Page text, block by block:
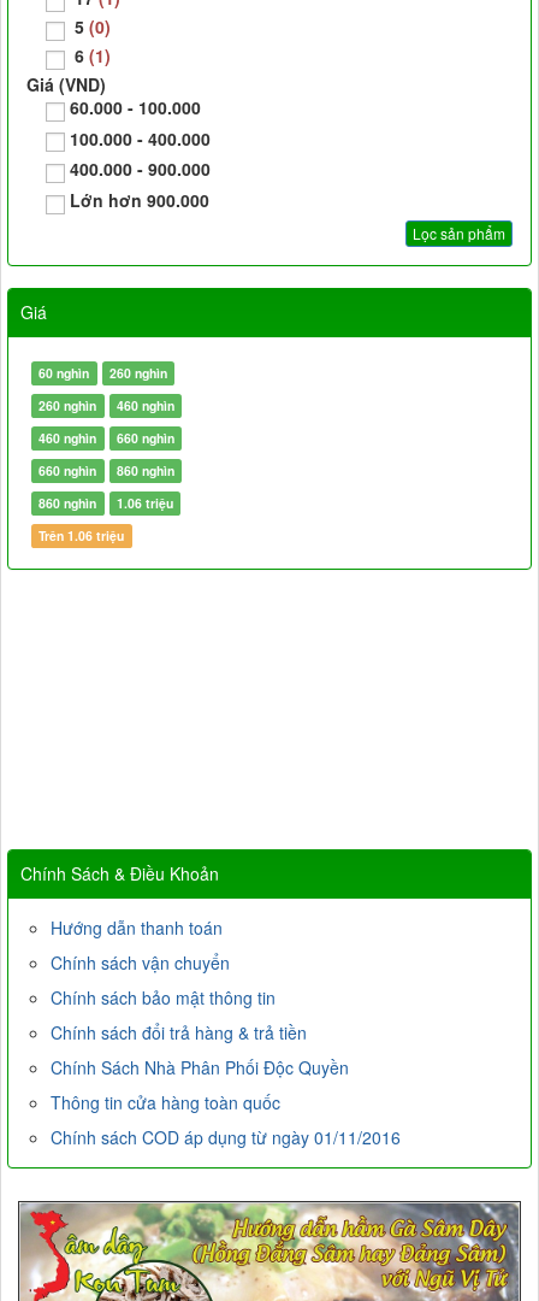
5 (0)
6 (1)
Giá (VND)
60.000 - 100.000
100.000 - 400.000
400.000 - 900.000
Lớn hơn 900.000
Giá
60 nghìn
260 nghìn
260 nghìn
460 nghìn
460 nghìn
660 nghìn
660 nghìn
860 nghìn
860 nghìn
1.06 triệu
Trên 1.06 triệu
Chính Sách & Điều Khoản
Hướng dẫn thanh toán
Chính sách vận chuyển
Chính sách bảo mật thông tin
Chính sách đổi trả hàng & trả tiền
Chính Sách Nhà Phân Phối Độc Quyền
Thông tin cửa hàng toàn quốc
Chính sách COD áp dụng từ ngày 01/11/2016